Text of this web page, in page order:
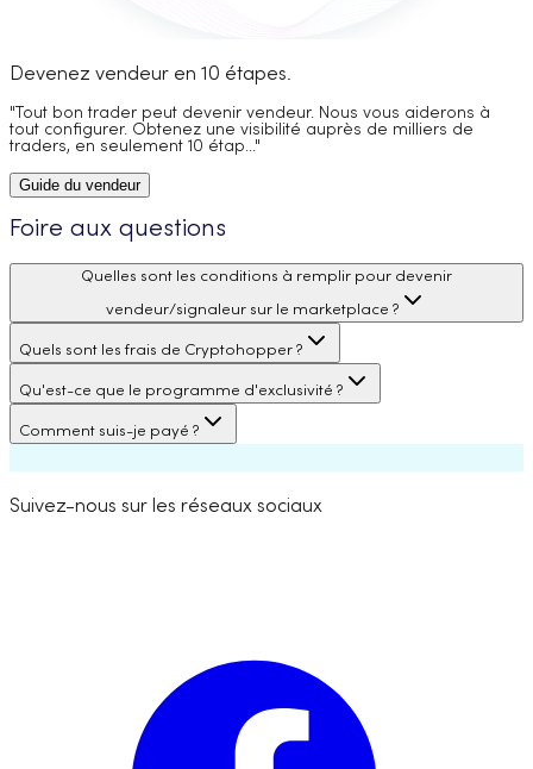
Devenez vendeur en 10 étapes.
"Tout bon trader peut devenir vendeur. Nous vous aiderons à
tout configurer. Obtenez une visibilité auprès de milliers de
traders, en seulement 10 étap..."
Guide du vendeur
Foire aux questions
Quelles sont les conditions à remplir pour devenir
vendeur/signaleur sur le marketplace ?
Quels sont les frais de Cryptohopper ?
Qu'est-ce que le programme d'exclusivité ?
Comment suis-je payé ?
Suivez-nous sur les réseaux sociaux